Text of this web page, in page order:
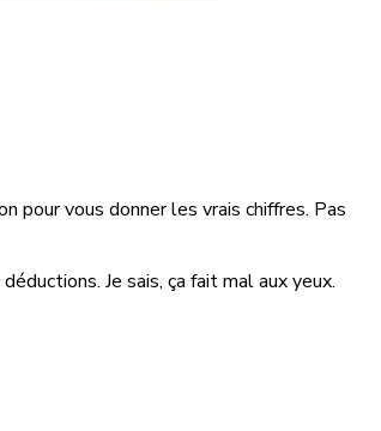
pour vous donner les vrais chiffres. Pas
Je sais, ça fait mal aux yeux.